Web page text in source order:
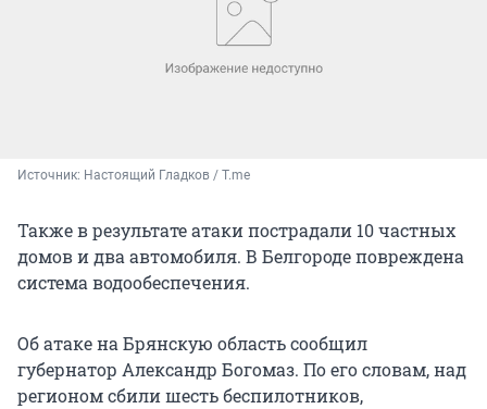
Источник: Настоящий Гладков / T.me
Также в результате атаки пострадали 10 частных
домов и два автомобиля. В Белгороде повреждена
система водообеспечения.
Об атаке на Брянскую область сообщил
губернатор Александр Богомаз. По его словам, над
регионом сбили шесть беспилотников,